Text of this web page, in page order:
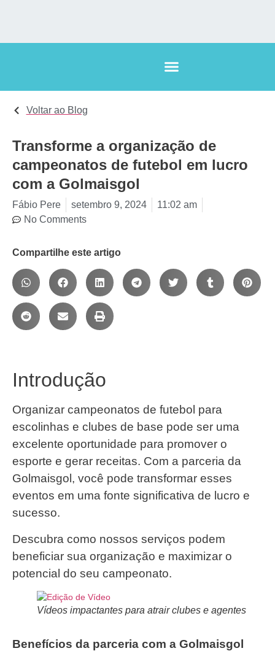
Voltar ao Blog
Transforme a organização de
campeonatos de futebol em lucro
com a Golmaisgol
Fábio Pere setembro 9, 2024
11:02 am
No Comments
Compartilhe este artigo
Introdução
Organizar campeonatos de futebol para
escolinhas e clubes de base pode ser uma
excelente oportunidade para promover o
esporte e gerar receitas. Com a parceria da
Golmaisgol, você pode transformar esses
eventos em uma fonte significativa de lucro e
sucesso.
Descubra como nossos serviços podem
beneficiar sua organização e maximizar o
potencial do seu campeonato.
Vídeos impactantes para atrair clubes e agentes
Benefícios da parceria com a Golmaisgol